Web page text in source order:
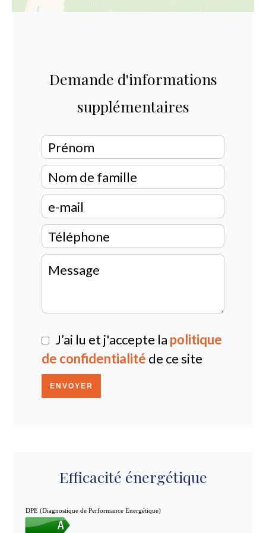
Demande d'informations
supplémentaires
J’ai lu et j'accepte la politique
de confidentialité de ce site
ENVOYER
Efficacité énergétique
DPE (Diagnostique de Performance Energétique)